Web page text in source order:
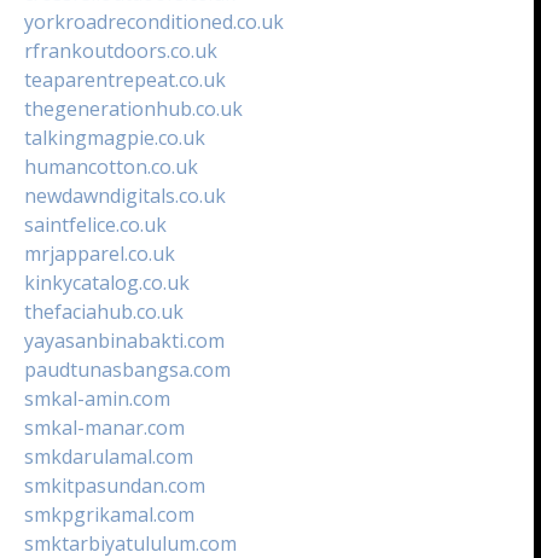
yorkroadreconditioned.co.uk
rfrankoutdoors.co.uk
teaparentrepeat.co.uk
thegenerationhub.co.uk
talkingmagpie.co.uk
humancotton.co.uk
newdawndigitals.co.uk
saintfelice.co.uk
mrjapparel.co.uk
kinkycatalog.co.uk
thefaciahub.co.uk
yayasanbinabakti.com
paudtunasbangsa.com
smkal-amin.com
smkal-manar.com
smkdarulamal.com
smkitpasundan.com
smkpgrikamal.com
smktarbiyatululum.com